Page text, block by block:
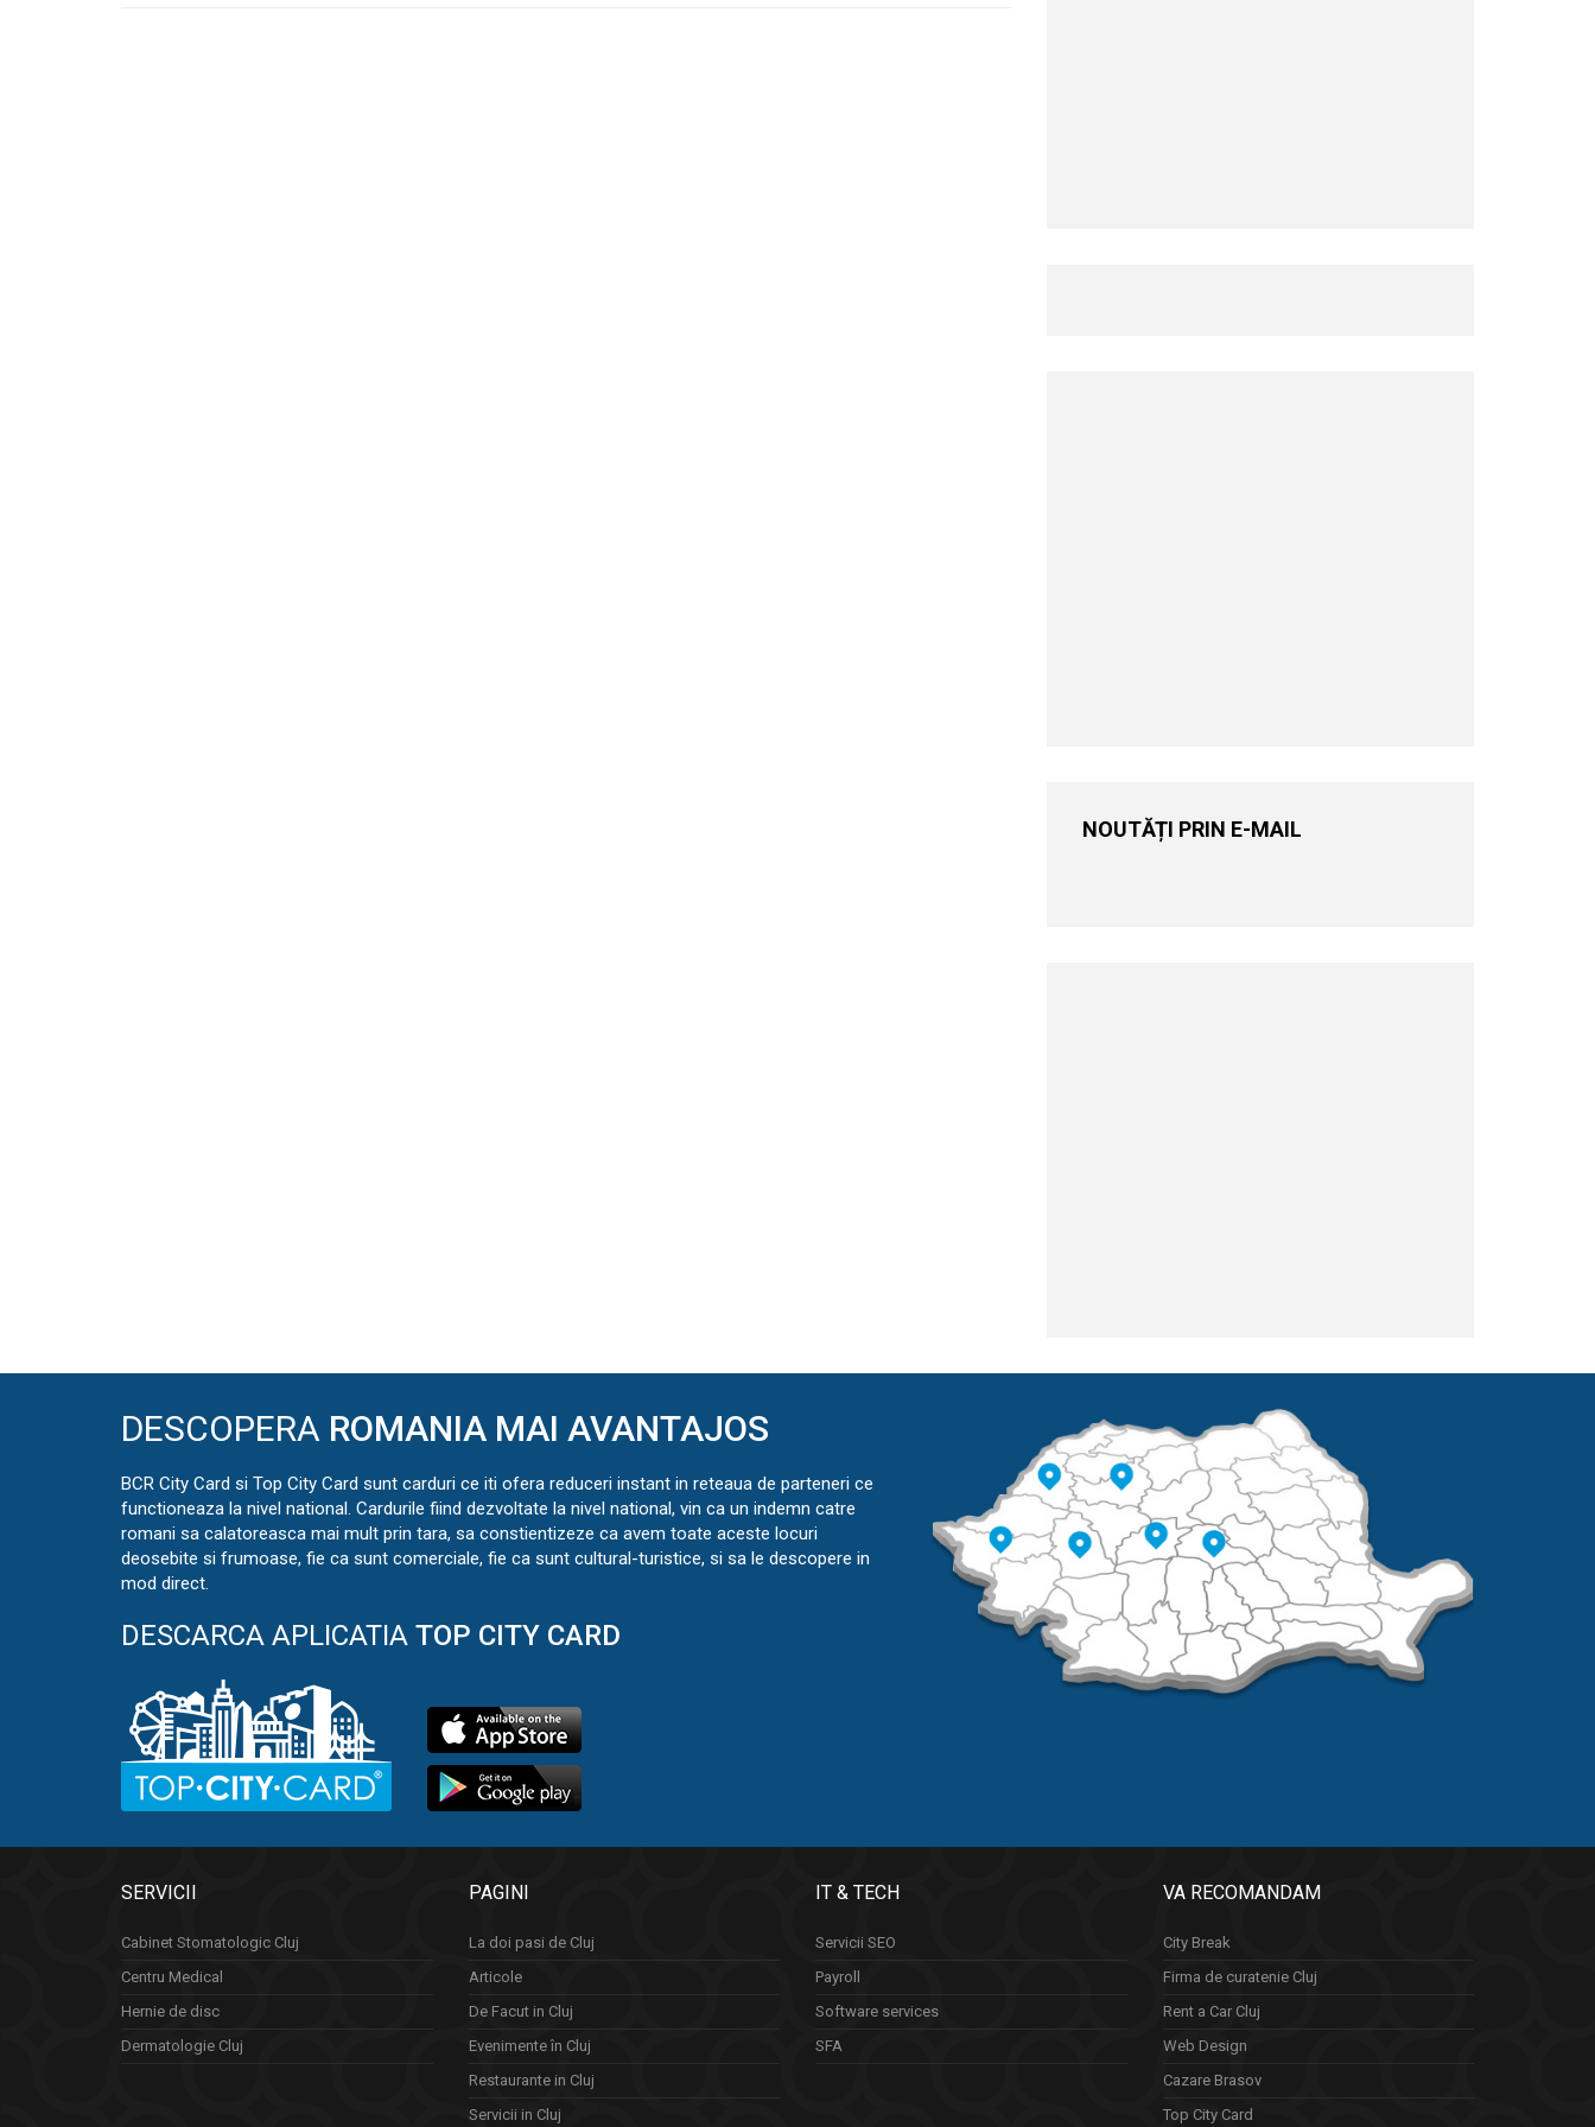
NOUTĂȚI PRIN E-MAIL
DESCOPERA ROMANIA MAI AVANTAJOS
BCR City Card si Top City Card sunt carduri ce iti ofera reduceri instant in reteaua de parteneri ce
functioneaza la nivel national. Cardurile fiind dezvoltate la nivel national, vin ca un indemn catre
romani sa calatoreasca mai mult prin tara, sa constientizeze ca avem toate aceste locuri
deosebite si frumoase, fie ca sunt comerciale, fie ca sunt cultural-turistice, si sa le descopere in
mod direct.
DESCARCA APLICATIA TOP CITY CARD
SERVICII
Cabinet Stomatologic Cluj
Centru Medical
Hernie de disc
Dermatologie Cluj
PAGINI
La doi pasi de Cluj
Articole
De Facut in Cluj
Evenimente în Cluj
Restaurante in Cluj
Servicii in Cluj
IT & TECH
Servicii SEO
Payroll
Software services
SFA
VA RECOMANDAM
City Break
Firma de curatenie Cluj
Rent a Car Cluj
Web Design
Cazare Brasov
Top City Card